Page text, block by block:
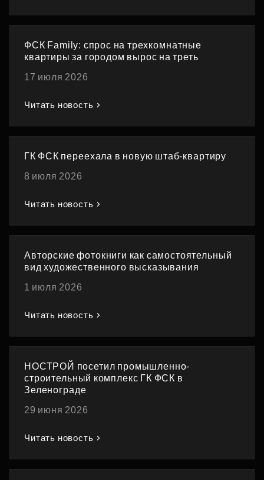
ФСК Family: спрос на трехкомнатные
квартиры за городом вырос на треть
17 июля 2026
Читать новость
ГК ФСК переехала в новую штаб-квартиру
8 июля 2026
Читать новость
Авторские фотокниги как самостоятельный
вид художественного высказывания
1 июля 2026
Читать новость
НОСТРОЙ посетил промышленно-
строительный комплекс ГК ФСК в
Зеленограде
29 июня 2026
Читать новость